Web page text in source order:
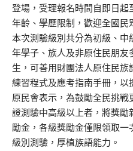
登場， 受理報名時間 自 即日起
年齡、學歷限制，歡迎全國民
本次測驗級別共分為初級、
年學子、族人及非原住民朋
生，可善用財團法人原住民
練習程式及應考指南手冊，以
原民會表示， 為鼓勵全民挑戰
證測驗中高級以上者 ， 將獎勵
勵金，各級獎勵金僅限領取
級別測驗 ，厚植族語能力。